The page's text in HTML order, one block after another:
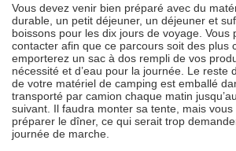
Vous devez venir bien préparé avec du
durable, un petit déjeuner, un déjeuner et
boissons pour les dix jours de voyage. Vous
contacter afin que ce parcours soit des plus
emporterez un sac à dos rempli de vos
nécessité et d’eau pour la journée. Le reste
de votre matériel de camping est emballé
transporté par camion chaque matin
suivant. Il faudra monter sa tente, mais
préparer le dîner, ce qui serait trop
journée de marche.